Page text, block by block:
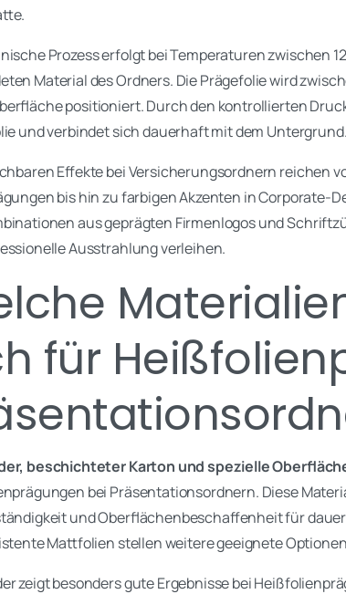
Prozess erfolgt bei Temperaturen zwischen
Material des Ordners. Die Prägefolie wird
positioniert. Durch den kontrollierten
und verbindet sich dauerhaft mit dem Untergrund.
Effekte bei Versicherungsordnern reichen
bis hin zu farbigen Akzenten in Corporate-
aus geprägten Firmenlogos und
Ausstrahlung verleihen.
für
beschichteter Karton und spezielle
bei Präsentationsordnern. Diese
und Oberflächenbeschaffenheit für
Mattfolien stellen weitere geeignete
zeigt besonders gute Ergebnisse bei